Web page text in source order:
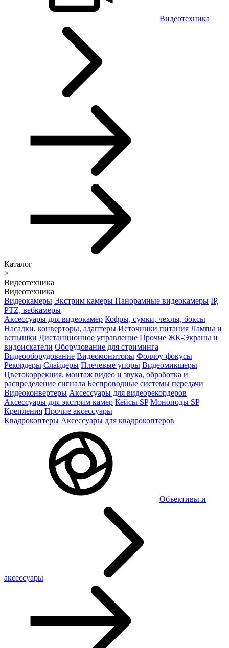
Видеотехника
Каталог
>
Видеотехника
Видеотехника
Видеокамеры Экстрим камеры Панорамные видеокамеры IP,
PTZ, вебкамеры
Аксессуары для видеокамер Кофры, сумки, чехлы, боксы
Насадки, конверторы, адаптеры Источники питания Лампы и
вспышки Дистанционное управление Прочие ЖК-Экраны и
видоискатели Оборудование для стриминга
Видеооборудование Видеомониторы Фоллоу-фокусы
Рекордеры Слайдеры Плечевые упоры Видеомикшеры
Цветокоррекция, монтаж видео и звука, обработка и
распределение сигнала Беспроводные системы передачи
Видеоконвертеры Аксессуары для видеорекордеров
Аксессуары для экстрим камер Кейсы SP Моноподы SP
Крепления Прочие аксессуары
Квадрокоптеры Аксессуары для квадрокоптеров
Объективы и
аксессуары